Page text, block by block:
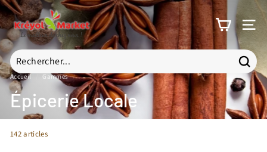
Passer
au
contenu
K
r
é
y
o
l
M
a
r
Recherche
Fermer
Accueil Gammes /
Épicerie Locale
142 articles